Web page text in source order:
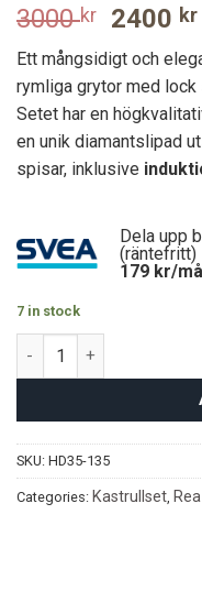
3000kr
Original
price
was:
3000
2400 kr
Ett mångsidigt och
rymliga grytor med lock
Setet har en
en unik diamantslipad
spisar, inklusive
Dela upp
(räntefritt)
179 kr/
7 in stock
Al Sultan 7 delar –
SKU: HD35-135
Categories: Kastrullset, Rea